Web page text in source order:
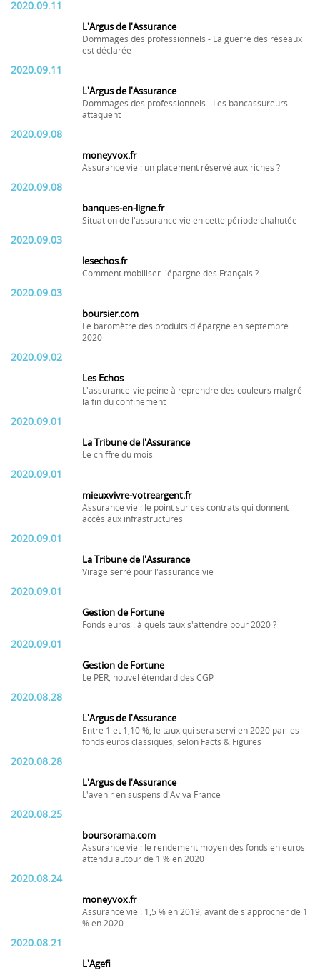
2020.09.11
L'Argus de l'Assurance
Dommages des professionnels - La guerre des réseaux
est déclarée
2020.09.11
L'Argus de l'Assurance
Dommages des professionnels - Les bancassureurs
attaquent
2020.09.08
moneyvox.fr
Assurance vie : un placement réservé aux riches ?
2020.09.08
banques-en-ligne.fr
Situation de l'assurance vie en cette période chahutée
2020.09.03
lesechos.fr
Comment mobiliser l'épargne des Français ?
2020.09.03
boursier.com
Le baromètre des produits d'épargne en septembre
2020
2020.09.02
Les Echos
L'assurance-vie peine à reprendre des couleurs malgré
la fin du confinement
2020.09.01
La Tribune de l'Assurance
Le chiffre du mois
2020.09.01
mieuxvivre-votreargent.fr
Assurance vie : le point sur ces contrats qui donnent
accès aux infrastructures
2020.09.01
La Tribune de l'Assurance
Virage serré pour l'assurance vie
2020.09.01
Gestion de Fortune
Fonds euros : à quels taux s'attendre pour 2020 ?
2020.09.01
Gestion de Fortune
Le PER, nouvel étendard des CGP
2020.08.28
L'Argus de l'Assurance
Entre 1 et 1,10 %, le taux qui sera servi en 2020 par les
fonds euros classiques, selon Facts & Figures
2020.08.28
L'Argus de l'Assurance
L'avenir en suspens d'Aviva France
2020.08.25
boursorama.com
Assurance vie : le rendement moyen des fonds en euros
attendu autour de 1 % en 2020
2020.08.24
moneyvox.fr
Assurance vie : 1,5 % en 2019, avant de s'approcher de 1
% en 2020
2020.08.21
L'Agefi